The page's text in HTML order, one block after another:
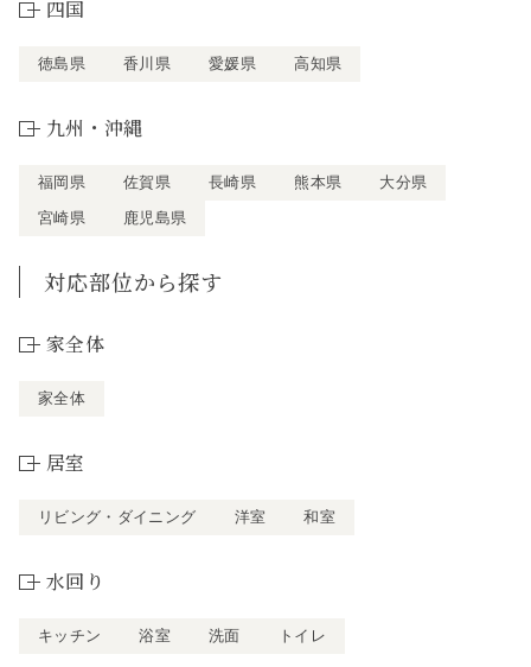
四国
徳島県 香川県 愛媛県 高知県
九州・沖縄
福岡県 佐賀県 長崎県 熊本県
大分県
宮崎県
鹿児島県
対応部位から探す
家全体
家全体
居室
リビング・ダイニング 洋室 和室
水回り
キッチン 浴室 洗面 トイレ